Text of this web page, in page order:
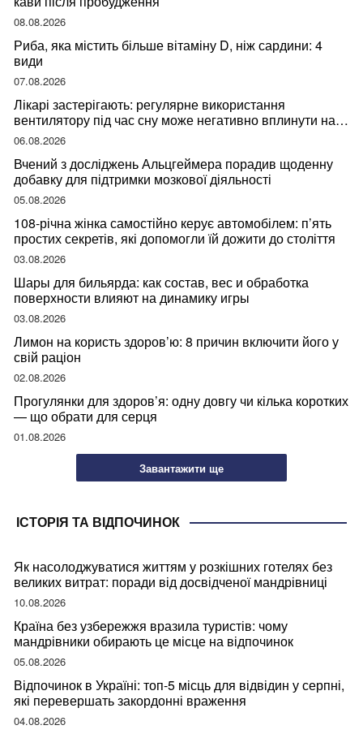
08.08.2026
Риба, яка містить більше вітаміну D, ніж сардини: 4
види
07.08.2026
Лікарі застерігають: регулярне використання
вентилятору під час сну може негативно вплинути на
ваше здоров’я
06.08.2026
Вчений з досліджень Альцгеймера порадив щоденну
добавку для підтримки мозкової діяльності
05.08.2026
108-річна жінка самостійно керує автомобілем: п’ять
простих секретів, які допомогли їй дожити до століття
03.08.2026
Шары для бильярда: как состав, вес и обработка
поверхности влияют на динамику игры
03.08.2026
Лимон на користь здоров’ю: 8 причин включити його у
свій раціон
02.08.2026
Прогулянки для здоров’я: одну довгу чи кілька коротких
— що обрати для серця
01.08.2026
Завантажити ще
ІСТОРІЯ ТА ВІДПОЧИНОК
Як насолоджуватися життям у розкішних готелях без
великих витрат: поради від досвідченої мандрівниці
10.08.2026
Країна без узбережжя вразила туристів: чому
мандрівники обирають це місце на відпочинок
05.08.2026
Відпочинок в Україні: топ-5 місць для відвідин у серпні,
які перевершать закордонні враження
04.08.2026